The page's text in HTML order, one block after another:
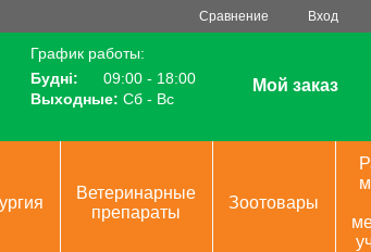
Сравнение Вход
График работы:
Будні:
09:00 - 18:00
Выходные: Сб - Вс
Мой заказ
Ветеринарные
препараты
Зоотовары